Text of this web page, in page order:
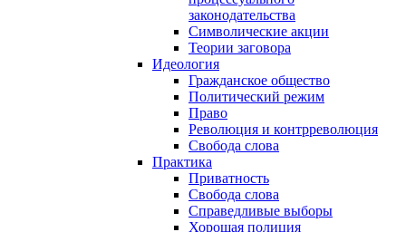
законодательства
Символические акции
Теории заговора
Идеология
Гражданское общество
Политический режим
Право
Революция и контрреволюция
Свобода слова
Практика
Приватность
Свобода слова
Справедливые выборы
Хорошая полиция